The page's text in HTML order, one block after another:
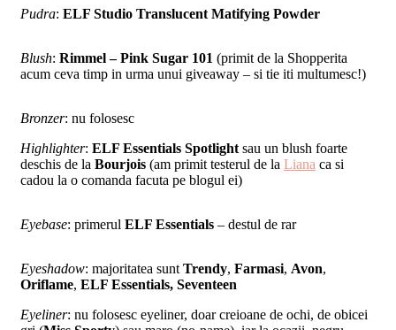
Pudra: ELF Studio Translucent Matifying Powder
Blush: Rimmel – Pink Sugar 101 (primit de la Shopperita
acum ceva timp in urma unui giveaway – si tie iti multumesc!)
Bronzer: nu folosesc
Highlighter: ELF Essentials Spotlight sau un blush foarte
deschis de la Bourjois (am primit testerul de la Liana ca si
cadou la o comanda facuta pe blogul ei)
Eyebase: primerul ELF Essentials – destul de rar
Eyeshadow: majoritatea sunt Trendy, Farmasi, Avon,
Oriflame, ELF Essentials, Seventeen
Eyeliner: nu folosesc eyeliner, doar creioane de ochi, de obicei